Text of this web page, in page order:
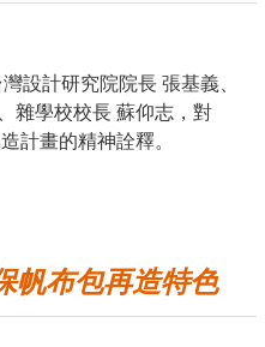
設計研究院院長 張基義、
雜學校校長 蘇仰志，對
計畫的精神詮釋。
帆布包再造特色